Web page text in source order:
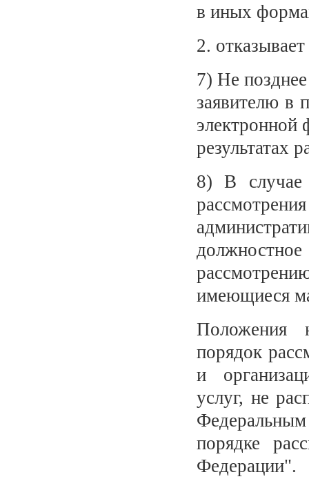
в иных
2.
7) Не
заявителю в
электронной
результатах
8) В случае
имеющиеся
Положения
порядок
и
услуг, не
порядке
Федерации".